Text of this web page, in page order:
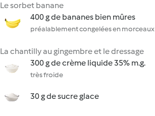
Le sorbet banane
400 g de bananes bien mûres
préalablement congelées en morceaux
La chantilly au gingembre et le dressage
300 g de crème liquide 35% m.g.
très froide
30 g de sucre glace